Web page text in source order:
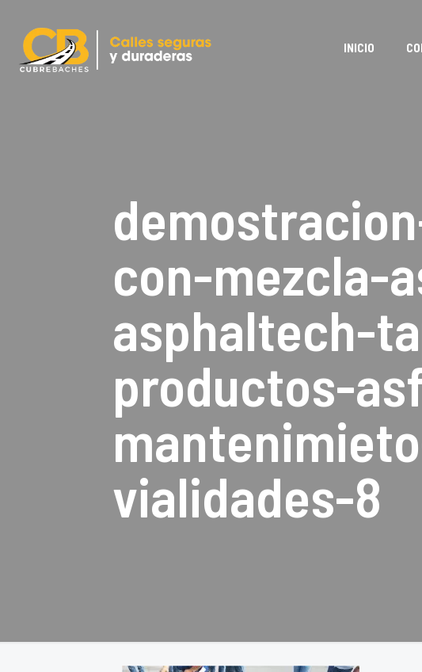
INICIO
con-mezcla-
asphaltech-
productos-
vialidades-8